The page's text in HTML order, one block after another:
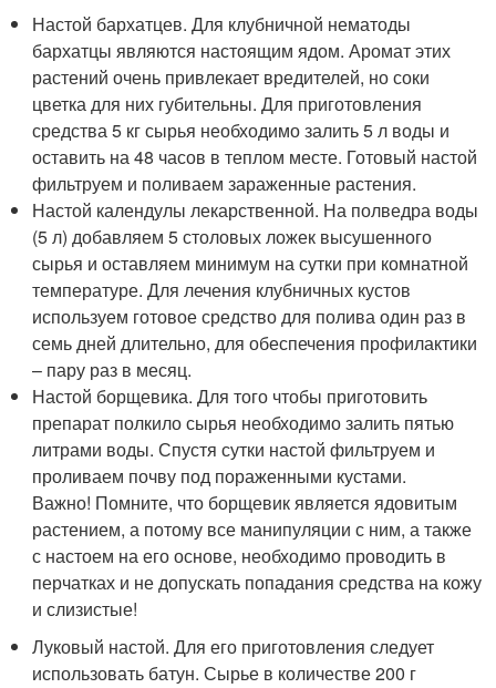
Настой бархатцев. Для клубничной нематоды
бархатцы являются настоящим ядом. Аромат этих
растений очень привлекает вредителей, но соки
цветка для них губительны. Для приготовления
средства 5 кг сырья необходимо залить 5 л воды и
оставить на 48 часов в теплом месте. Готовый настой
фильтруем и поливаем зараженные растения.
Настой календулы лекарственной. На полведра воды
(5 л) добавляем 5 столовых ложек высушенного
сырья и оставляем минимум на сутки при комнатной
температуре. Для лечения клубничных кустов
используем готовое средство для полива один раз в
семь дней длительно, для обеспечения профилактики
– пару раз в месяц.
Настой борщевика. Для того чтобы приготовить
препарат полкило сырья необходимо залить пятью
литрами воды. Спустя сутки настой фильтруем и
проливаем почву под пораженными кустами.
Важно! Помните, что борщевик является ядовитым
растением, а потому все манипуляции с ним, а также
с настоем на его основе, необходимо проводить в
перчатках и не допускать попадания средства на кожу
и слизистые!
Луковый настой. Для его приготовления следует
использовать батун. Сырье в количестве 200 г